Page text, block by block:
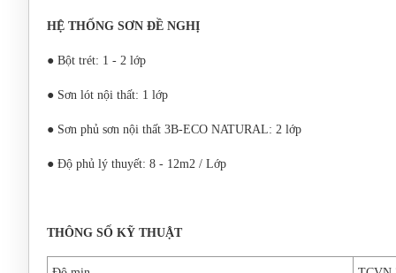
HỆ THỐNG SƠN ĐỀ NGHỊ
● Bột trét: 1 - 2 lớp
● Sơn lót nội thất: 1 lớp
● Sơn phủ sơn nội thất 3B-ECO NATURAL: 2 lớp
● Độ phủ lý thuyết: 8 - 12m2 / Lớp
THÔNG SỐ KỸ THUẬT